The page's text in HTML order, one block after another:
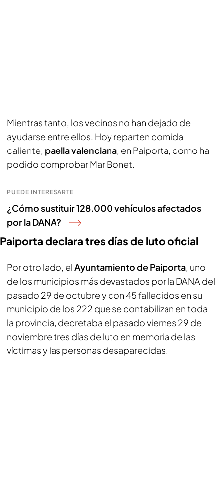
Mientras tanto, los vecinos no han dejado de
ayudarse entre ellos. Hoy reparten comida
caliente, paella valenciana, en Paiporta, como ha
podido comprobar Mar Bonet.
PUEDE INTERESARTE
¿Cómo sustituir 128.000 vehículos afectados
por la DANA?
Paiporta declara tres días de luto oficial
Por otro lado, elAyuntamiento de Paiporta, uno
de los municipios más devastados por la DANA del
pasado 29 de octubre y con 45 fallecidos en su
municipio de los 222 que se contabilizan en toda
la provincia, decretaba el pasado viernes 29 de
noviembre tres días de luto en memoria de las
víctimas y las personas desaparecidas.